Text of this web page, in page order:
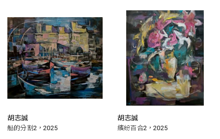
胡志誠
船的分割2，2025
胡志誠
繽紛百合2，2025